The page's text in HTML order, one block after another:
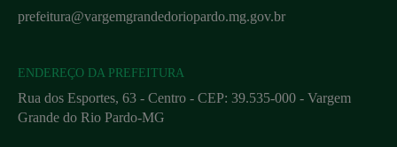
prefeitura@vargemgrandedoriopardo.mg.gov.br
ENDEREÇO DA PREFEITURA
Rua dos Esportes, 63 - Centro - CEP: 39.535-000 - Vargem
Grande do Rio Pardo-MG